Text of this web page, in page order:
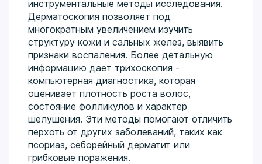
инструментальные методы исследования.
Дерматоскопия позволяет под
многократным увеличением изучить
структуру кожи и сальных желез, выявить
признаки воспаления. Более детальную
информацию дает трихоскопия -
компьютерная диагностика, которая
оценивает плотность роста волос,
состояние фолликулов и характер
шелушения. Эти методы помогают отличить
перхоть от других заболеваний, таких как
псориаз, себорейный дерматит или
грибковые поражения.